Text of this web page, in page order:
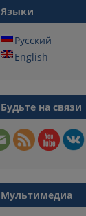
Языки
Русский
English
Будьте на связи
Мультимедиа